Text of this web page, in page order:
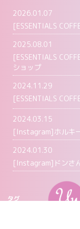
2026.01.07
[ESSENTIALS
2025.08.01
[ESSENTIALS
ショップ
2024.11.29
[ESSENTIALS
2024.03.15
[Instagram]ホルキ
2024.01.30
[Instagram]ドンさ
タグ